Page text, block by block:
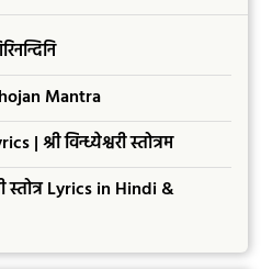
Mantra
श्री विन्ध्येश्वरी स्तोत्रम
स्तोत्र Lyrics in Hindi &